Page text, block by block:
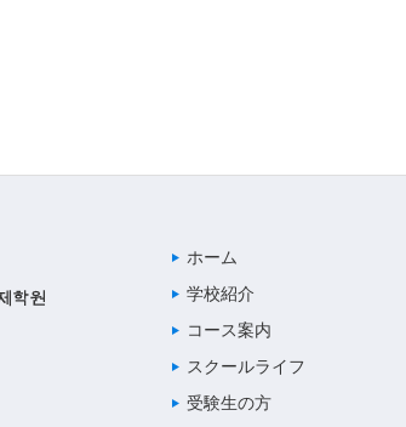
ホーム
学校紹介
コース案内
スクールライフ
受験生の方